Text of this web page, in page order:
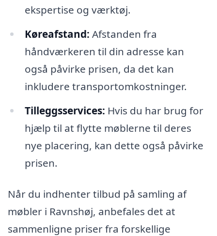
ekspertise og værktøj.
Køreafstand: Afstanden fra
håndværkeren til din adresse kan
også påvirke prisen, da det kan
inkludere transportomkostninger.
Tilleggsservices: Hvis du har brug for
hjælp til at flytte møblerne til deres
nye placering, kan dette også påvirke
prisen.
Når du indhenter tilbud på samling af
møbler i Ravnshøj, anbefales det at
sammenligne priser fra forskellige